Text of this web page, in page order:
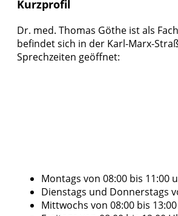
Kurzprofil
Dr. med. Thomas Göthe ist als
befindet sich in der Karl-Marx-
Sprechzeiten geöffnet:
Montags von 08:00 bis 11:00
Dienstags und Donnerstags
Mittwochs von 08:00 bis